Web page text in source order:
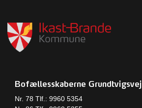
Bofællesskaberne Grundtvigsvej
Nr. 78 Tlf.: 9960 5354